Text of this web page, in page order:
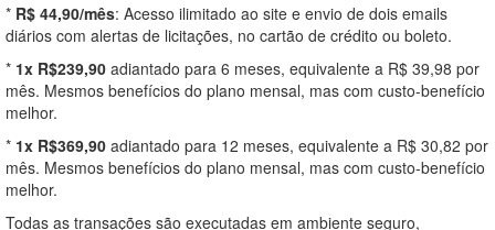
* R$ 44,90/mês: Acesso ilimitado ao site e envio de dois emails
diários com alertas de licitações, no cartão de crédito ou boleto.
* 1x R$239,90 adiantado para 6 meses, equivalente a R$ 39,98 por
mês. Mesmos benefícios do plano mensal, mas com custo-benefício
melhor.
* 1x R$369,90 adiantado para 12 meses, equivalente a R$ 30,82 por
mês. Mesmos benefícios do plano mensal, mas com custo-benefício
melhor.
Todas as transações são executadas em ambiente seguro,